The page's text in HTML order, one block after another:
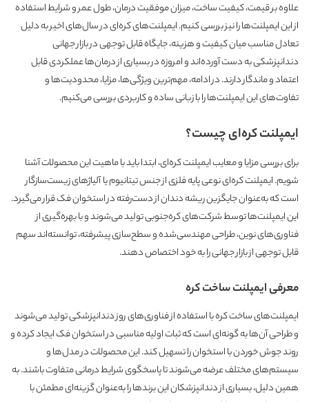
علاوه بر قیمت، کیفیت ساخت، میزان موفقیت درمان، طول عمر و شرایط استفاده
از این ایمپلنت‌ها را نیز بررسی کنیم. ایمپلنت‌های کره‌ای در سال‌های اخیر به دلیل
تعادل مناسب میان کیفیت و هزینه، جایگاه قابل توجهی در بازار جهانی
دندانپزشکی به دست آورده‌اند و امروزه در بسیاری از درمان‌ها عملکردی قابل
اعتماد و ماندگار دارند. در ادامه، مهم‌ترین ویژگی‌ها، مزایا، محدودیت‌ها و
تفاوت‌های این ایمپلنت‌ها را با زبانی ساده و کاربردی بررسی می‌کنیم.
ایمپلنت کره‌ای چیست؟
برای بررسی مزایا و معایب ایمپلنت کره‌ای، ابتدا باید با ماهیت این محصولات آشنا
شویم. ایمپلنت کره‌ای نوعی پایه فلزی از جنس تیتانیوم یا آلیاژهای زیست‌سازگار
است که به‌عنوان جایگزین ریشه دندان از دست‌رفته در استخوان فک قرار می‌گیرد.
این ایمپلنت‌ها توسط شرکت‌های کره‌جنوبی تولید می‌شوند و با بهره‌گیری از
فناوری‌های نوین، طراحی مهندسی‌شده و سطح‌سازی پیشرفته، توانسته‌اند سهم
قابل توجهی از بازار جهانی را به خود اختصاص دهند.
معرفی ایمپلنت ساخت کره
ایمپلنت‌های ساخت کره با استفاده از فناوری‌های روز دندانپزشکی تولید می‌شوند
و طراحی آن‌ها به گونه‌ای است که ثبات اولیه مناسبی در استخوان فک ایجاد کرده و
روند جوش خوردن با استخوان را تسهیل کند. این محصولات در مدل‌ها و
سیستم‌های مختلف عرضه می‌شوند تا پاسخگوی شرایط درمانی متفاوت باشند. به
همین دلیل، بسیاری از دندانپزشکان این برندها را به‌عنوان گزینه‌ای مطمئن با